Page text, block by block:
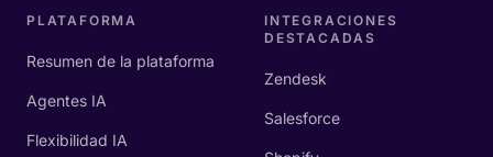
PLATAFORMA
Resumen de la plataforma
Agentes IA
Flexibilidad IA
INTEGRACIONES
DESTACADAS
Zendesk
Salesforce